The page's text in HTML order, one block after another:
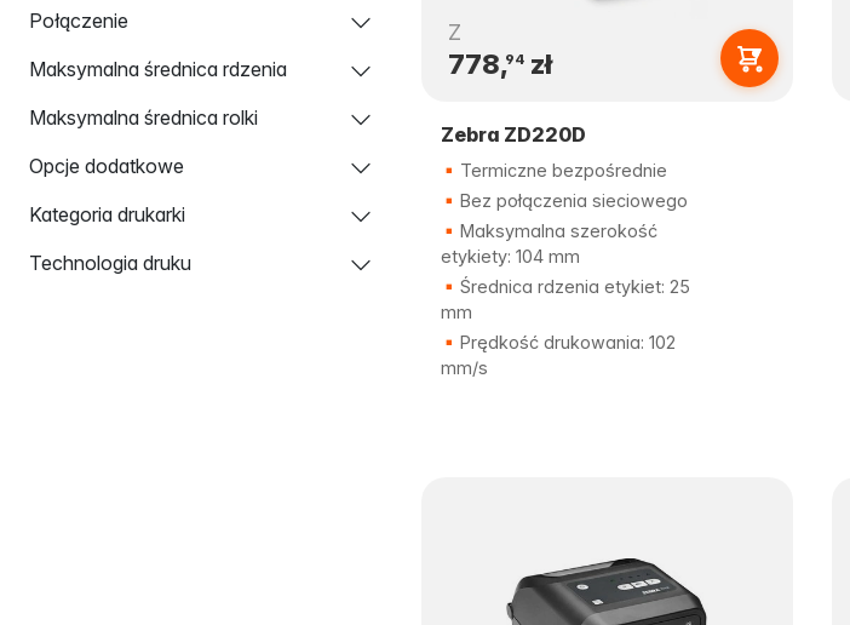
Połączenie
Maksymalna średnica rdzenia
Maksymalna średnica rolki
Opcje dodatkowe
Kategoria drukarki
Technologia druku
Z
778,94zł
Zebra ZD220D
Termiczne bezpośrednie
Bez połączenia sieciowego
Maksymalna szerokość
etykiety: 104 mm
Średnica rdzenia etykiet: 25
mm
Prędkość drukowania: 102
mm/s